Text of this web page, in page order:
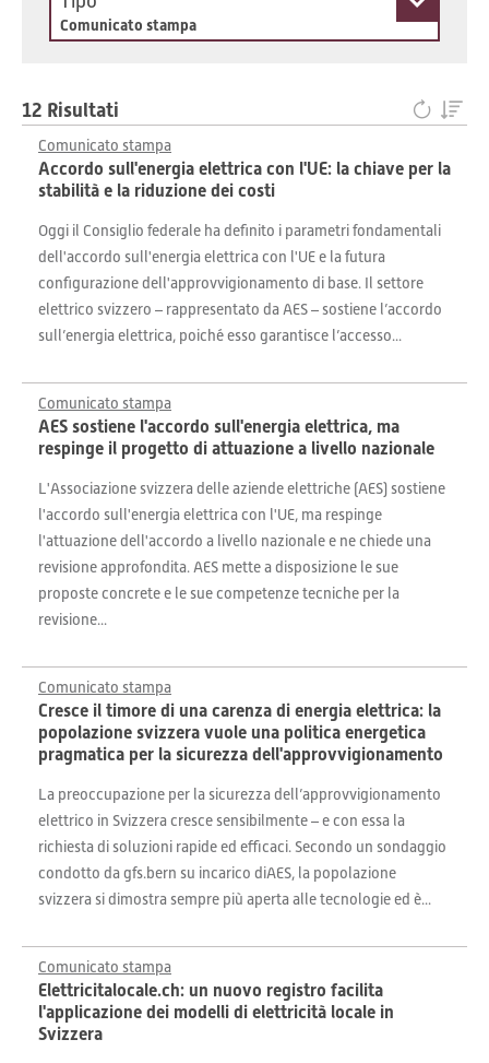
Comunicato stampa
12 Risultati
Comunicato stampa
Accordo sull'energia elettrica con l'UE: la chiave per la
stabilità e la riduzione dei costi
Oggi il Consiglio federale ha definito i parametri fondamentali
dell'accordo sull'energia elettrica con l'UE e la futura
configurazione dell'approvvigionamento di base. Il settore
elettrico svizzero – rappresentato da AES – sostiene l’accordo
sull’energia elettrica, poiché esso garantisce l’accesso...
Comunicato stampa
AES sostiene l'accordo sull'energia elettrica, ma
respinge il progetto di attuazione a livello nazionale
L'Associazione svizzera delle aziende elettriche (AES) sostiene
l'accordo sull'energia elettrica con l'UE, ma respinge
l'attuazione dell'accordo a livello nazionale e ne chiede una
revisione approfondita. AES mette a disposizione le sue
proposte concrete e le sue competenze tecniche per la
revisione...
Comunicato stampa
Cresce il timore di una carenza di energia elettrica: la
popolazione svizzera vuole una politica energetica
pragmatica per la sicurezza dell'approvvigionamento
La preoccupazione per la sicurezza dell’approvvigionamento
elettrico in Svizzera cresce sensibilmente – e con essa la
richiesta di soluzioni rapide ed efficaci. Secondo un sondaggio
condotto da gfs.bern su incarico diAES, la popolazione
svizzera si dimostra sempre più aperta alle tecnologie ed è...
Comunicato stampa
Elettricitalocale.ch: un nuovo registro facilita
l'applicazione dei modelli di elettricità locale in
Svizzera